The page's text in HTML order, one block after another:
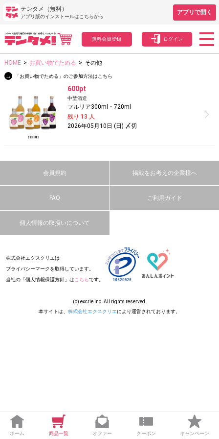
テンタメ（無料）
アプリ版のインストールはこちらから
アプリで開く
無料会員登録 ログイン
HOME > お買い物でためる > その他
→
「お買い物でためる」のご参加方法はこちら
600pt
中埜酒造
フルリア300ml・720ml
残り 13 人
2026年05月10日 (日) 〆切
会員規約 掲載をお考えの企業様へ
FAQ ご利用ガイド
個人情報の取扱いについて
株式会社エクスクリエは
プライバシーマークを取得しています。
当社の「個人情報保護方針」は こちらです。
(c) excrie Inc. All rights reserved.
本サイトは、 株式会社エクスクリエにより運営されております。
ホーム 商品一覧 オファー クーポン キャンペーン